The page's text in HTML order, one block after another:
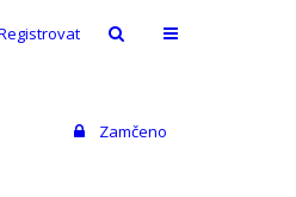
Zamčeno